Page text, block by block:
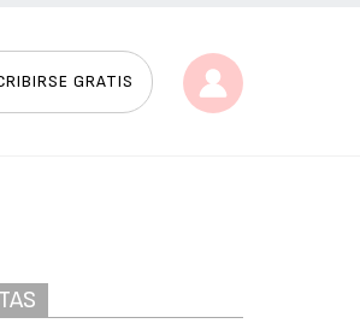
GRATIS